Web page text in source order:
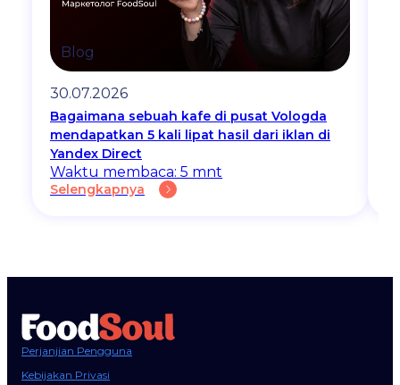
Blog
30.07.2026
Bagaimana sebuah kafe di pusat Vologda
mendapatkan 5 kali lipat hasil dari iklan di
Yandex Direct
Waktu membaca: 5 mnt
Selengkapnya
Perjanjian Pengguna
Kebijakan Privasi